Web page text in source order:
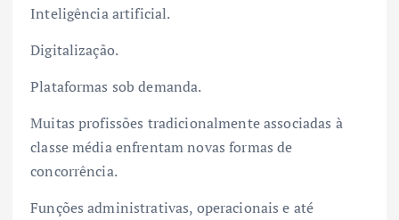
Inteligência artificial.
Digitalização.
Plataformas sob demanda.
Muitas profissões tradicionalmente associadas à
classe média enfrentam novas formas de
concorrência.
Funções administrativas, operacionais e até